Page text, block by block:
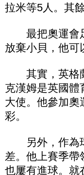
拉米等5人。其
最把奧運會足
放棄小貝，他可
其實，英格蘭
克漢姆是英國體
大使。他參加奧
彩。
另外，作為球
差。他上賽季帶
也屢有進球。就